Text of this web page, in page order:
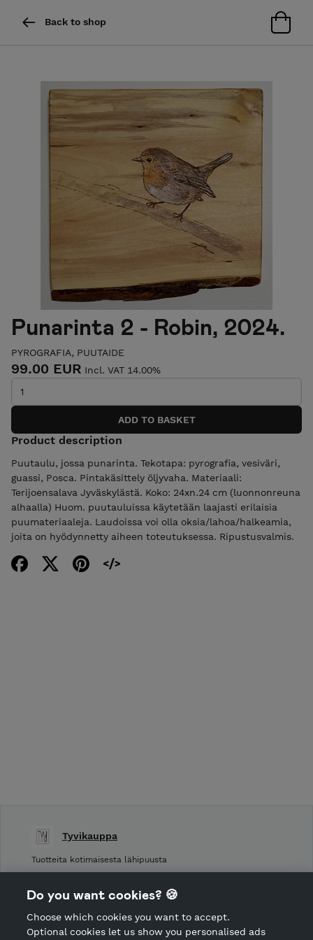
Back to shop
Punarinta 2 - Robin, 2024.
PYROGRAFIA, PUUTAIDE
99.00 EUR Incl. VAT 14.00%
Product description
Puutaulu, jossa punarinta. Tekotapa: pyrografia, vesiväri,
guassi, Posca. Pintakäsittely öljyvaha. Materiaali:
Terijoensalava Jyväskylästä. Koko: 24xn.24 cm (luonnonreuna
alhaalla) Huom. puutauluissa käytetään laajasti erilaisia
puumateriaaleja. Laudoissa voi olla oksia/lahoa/halkeamia,
joita on hyödynnetty aiheen toteutuksessa. Ripustusvalmis.
Tyvikauppa
Tuotteita kotimaisesta lähipuusta
Shop privacy policy
CANCEL ORDER
Do you want cookies? 🍪
Choose which cookies you want to accept.
Optional cookies let us show you personalised ads